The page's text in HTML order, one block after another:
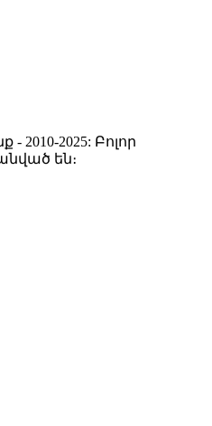
2010-2025: Բոլոր
են։